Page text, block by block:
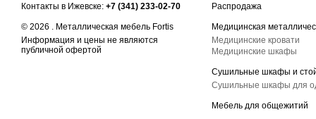
Контакты в Ижевске: +7 (341) 233-02-70
© 2026 . Металлическая мебель Fortis
Информация и цены не являются
публичной офертой
Распродажа
Медицинская
Медицинские кровати
Медицинские шкафы
Сушильные шкафы и
Сушильные шкафы для
Мебель для общежитий